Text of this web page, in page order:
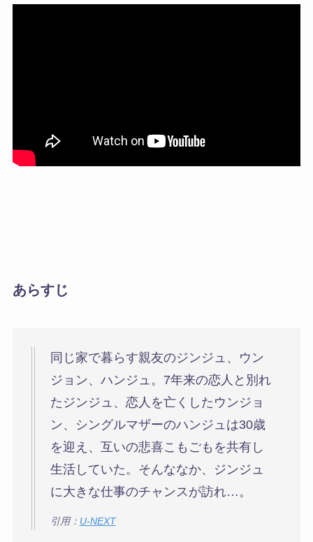
あらすじ
同じ家で暮らす親友のジンジュ、ウン
ジョン、ハンジュ。7年来の恋人と別れ
たジンジュ、恋人を亡くしたウンジョ
ン、シングルマザーのハンジュは30歳
を迎え、互いの悲喜こもごもを共有し
生活していた。そんななか、ジンジュ
に大きな仕事のチャンスが訪れ…。
引用： U-NEXT